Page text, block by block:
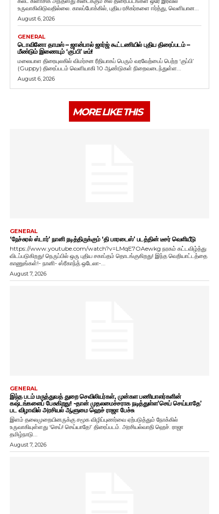
உருவாகிவிடுவதில்லை. காலப்போக்கில், புதிய ரசிகர்களை ஈர்த்து, வெளியான...
August 6, 2026
GENERAL
டொவினோ தாமஸ் – ஜான்பால் ஜார்ஜ் கூட்டணியில் புதிய திரைப்படம் –
மீண்டும் இணையும் ‘குப்பி’ டீம்!
மலையாள திரையுலகில் விமர்சன ரீதியாகப் பெரும் வரவேற்பைப் பெற்ற ‘குப்பி’
(Guppy) திரைப்படம் வெளியாகி 10 ஆண்டுகள் நிறைவடைந்துள்ள...
August 6, 2026
MORE LIKE THIS
GENERAL
‘நேச்சுரல் ஸ்டார்’ நானி நடித்திருக்கும் ‘தி பாரடைஸ்’ படத்தின் டீசர் வெளியீடு
https://www.youtube.com/watch?v=LMqE7OAewkg நரகம் கட்டவிழ்த்து
விடப்படுகிறது! நெருப்பில் ஒரு புதிய சகாப்தம் தொடங்குகிறது! இந்த வெறியாட்டத்தை
காணுங்கள்!- நானி- ஸ்ரீகாந்த் ஒடேலா-...
August 7, 2026
GENERAL
இந்த படம் மருத்துவத் துறை செவிலியர்கள், முன்கள பணியாளர்களின்
கஷ்டங்களைப் பேசுகிறது! -தான் முதலமைச்சராக நடித்துள்ள’செய் செய்யாதே’
பட விழாவில் அரசியல் ஆளுமை ஹெச் ராஜா பேச்சு
இளம் தலைமுறையினருக்கு சமூக விழிப்புணர்வை ஏற்படுத்தும் நோக்கில்
உருவாகியுள்ளது ‘செய்! செய்யாதே!’ திரைப்படம். அரசியல்வாதி ஹெச். ராஜா
தமிழ்நாடு...
August 7, 2026